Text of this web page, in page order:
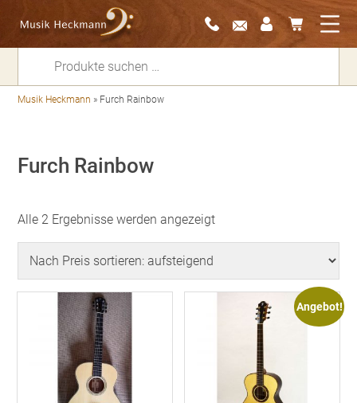
Musik Heckmann » Furch Rainbow
Furch Rainbow
Alle 2 Ergebnisse werden angezeigtNach
aufsteigend
Angebot!